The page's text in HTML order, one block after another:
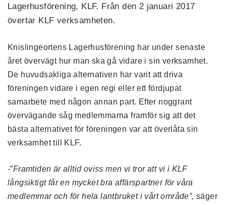
Lagerhusförening, KLF. Från den 2 januari 2017
övertar KLF verksamheten.
Knislingeortens Lagerhusförening har under senaste
året övervägt hur man ska gå vidare i sin verksamhet.
De huvudsakliga alternativen har varit att driva
föreningen vidare i egen regi eller ett fördjupat
samarbete med någon annan part. Efter noggrant
övervägande såg medlemmarna framför sig att det
bästa alternativet för föreningen var att överlåta sin
verksamhet till KLF.
-”Framtiden är alltid oviss men vi tror att vi i KLF
långsiktigt får en mycket bra affärspartner för våra
medlemmar och för hela lantbruket i vårt område”, säger